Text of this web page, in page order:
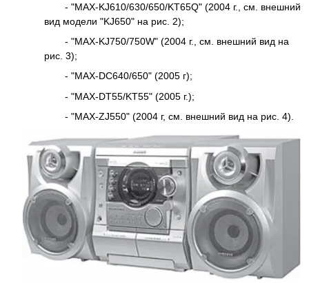
- "MAX-KJ610/630/650/KT65Q" (2004 г., см. внешний
вид модели "KJ650" на рис. 2);
- "MAX-KJ750/750W" (2004 г., см. внешний вид на
рис. 3);
- "MAX-DC640/650" (2005 г);
- "MAX-DT55/KT55" (2005 г.);
- "MAX-ZJ550" (2004 г, см. внешний вид на рис. 4).